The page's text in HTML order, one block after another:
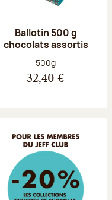
Ballotin 500 g
chocolats assortis
Poids net :
500g
32,40 €